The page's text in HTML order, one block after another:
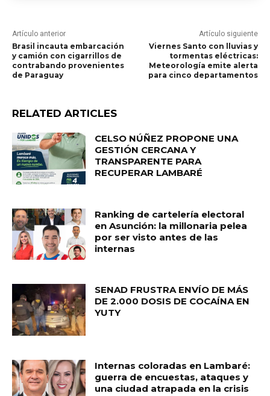
Artículo anterior
Brasil incauta embarcación
y camión con cigarrillos de
contrabando provenientes
de Paraguay
Artículo siguiente
Viernes Santo con lluvias y
tormentas eléctricas:
Meteorología emite alerta
para cinco departamentos
RELATED ARTICLES
CELSO NÚÑEZ PROPONE UNA
GESTIÓN CERCANA Y
TRANSPARENTE PARA
RECUPERAR LAMBARÉ
Ranking de cartelería electoral
en Asunción: la millonaria pelea
por ser visto antes de las
internas
SENAD FRUSTRA ENVÍO DE MÁS
DE 2.000 DOSIS DE COCAÍNA EN
YUTY
Internas coloradas en Lambaré:
guerra de encuestas, ataques y
una ciudad atrapada en la crisis